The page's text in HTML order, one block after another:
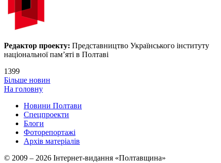
Редактор проекту: Представництво Українського інституту
національної пам’яті в Полтаві
1399
Більше новин
На головну
Новини Полтави
Спецпроекти
Блоги
Фоторепортажі
Архів матеріалів
© 2009 – 2026 Інтернет-видання «Полтавщина»